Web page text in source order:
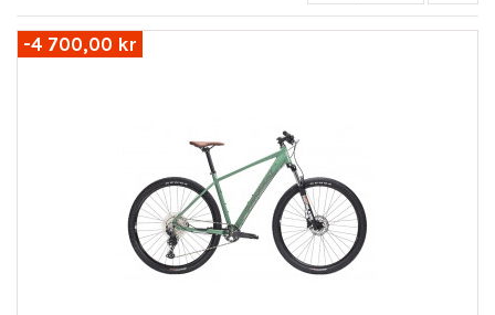
-4 700,00 kr